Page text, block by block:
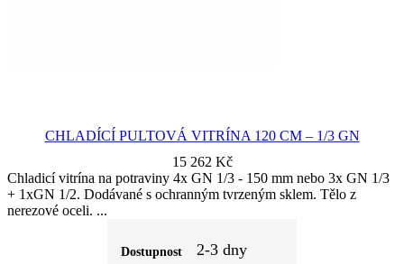
CHLADÍCÍ PULTOVÁ VITRÍNA 120 CM – 1/3 GN
15 262 Kč
Chladicí vitrína na potraviny 4x GN 1/3 - 150 mm nebo 3x GN 1/3
+ 1xGN 1/2. Dodávané s ochranným tvrzeným sklem. Tělo z
nerezové oceli.
Dostupnost 2-3 dny